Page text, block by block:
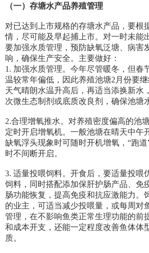
（一）存塘水产品养殖管理
对已达到上市规格的存塘水产品，要根
情，尽可能及早起捕上市。对一时未能
要加强水质管理，预防缺氧泛塘、病害
响，确保生产安全。主要做好：
1. 加强水质管理。今年尽管暖冬，但春
温较常年偏低，因此养殖池塘2月份要
天气晴朗水温升高后，再适当添换新水
次微生态制剂或底质改良剂，确保池塘
2.合理增氧推水。对养殖密度偏高的池
定时开启增氧机。一般池塘在晴天中午
缺氧浮头现象时可随时开机增氧，“跑
时不间断开启。
3. 适量投喂饲料。开食后，要适量投喂
饲料，同时搭配添加保肝护肠产品、免
肠功能恢复，提高免疫和抗应激能力。
的业主，可适当减少投喂量，或每周对
管理，在不影响鱼类正常生理功能的前
和成本开支，还能一定程度改善鱼体体
质。